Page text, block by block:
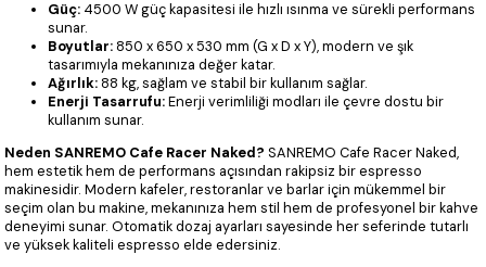
Güç: 4500 W güç kapasitesi ile hızlı ısınma ve sürekli performans
sunar.
Boyutlar: 850 x 650 x 530 mm (G x D x Y), modern ve şık
tasarımıyla mekanınıza değer katar.
Ağırlık: 88 kg, sağlam ve stabil bir kullanım sağlar.
Enerji Tasarrufu:Enerji verimliliği modları ile çevre dostu bir
kullanım sunar.
Neden SANREMO Cafe Racer Naked? SANREMO Cafe Racer Naked,
hem estetik hem de performans açısından rakipsiz bir espresso
makinesidir. Modern kafeler, restoranlar ve barlar için mükemmel bir
seçim olan bu makine, mekanınıza hem stil hem de profesyonel bir kahve
deneyimi sunar. Otomatik dozaj ayarları sayesinde her seferinde tutarlı
ve yüksek kaliteli espresso elde edersiniz.